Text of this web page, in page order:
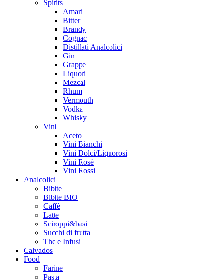
Spirits
Amari
Bitter
Brandy
Cognac
Distillati Analcolici
Gin
Grappe
Liquori
Mezcal
Rhum
Vermouth
Vodka
Whisky
Vini
Aceto
Vini Bianchi
Vini Dolci/Liquorosi
Vini Rosè
Vini Rossi
Analcolici
Bibite
Bibite BIO
Caffè
Latte
Sciroppi&basi
Succhi di frutta
The e Infusi
Calvados
Food
Farine
Pasta